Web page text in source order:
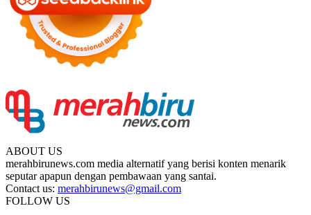
ABOUT US
merahbirunews.com media alternatif yang berisi konten menarik
seputar apapun dengan pembawaan yang santai.
Contact us: merahbirunews@gmail.com
FOLLOW US